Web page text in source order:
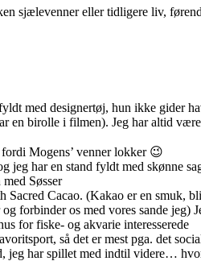
sjælevenner eller tidligere liv,
med designertøj, hun ikke gider
en birolle i filmen). Jeg har altid
Mogens’ venner lokker 😉
jeg har en stand fyldt med skønne
Søsser
Sacred Cacao. (Kakao er en smuk,
forbinder os med vores sande
for fiske- og akvarie interesserede
så det er mest pga. det
jeg har spillet med indtil videre…